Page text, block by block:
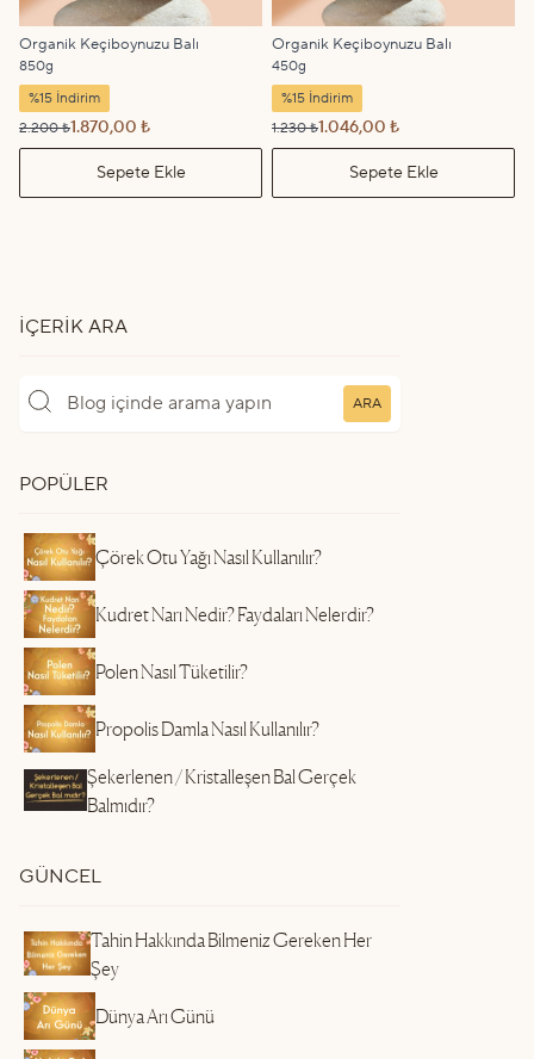
Organik Keçiboynuzu Balı
850g
%15 İndirim
2.200 ₺1.870,00 ₺
Sepete Ekle
Organik Keçiboynuzu Balı
450g
%15 İndirim
1.230 ₺1.046,00 ₺
Sepete Ekle
İÇERIK ARA
ARA
POPÜLER
Çörek Otu Yağı Nasıl Kullanılır?
Kudret Narı Nedir? Faydaları Nelerdir?
Polen Nasıl Tüketilir?
Propolis Damla Nasıl Kullanılır?
Şekerlenen / Kristalleşen Bal Gerçek
Balmıdır?
GÜNCEL
Tahin Hakkında Bilmeniz Gereken Her
Şey
Dünya Arı Günü